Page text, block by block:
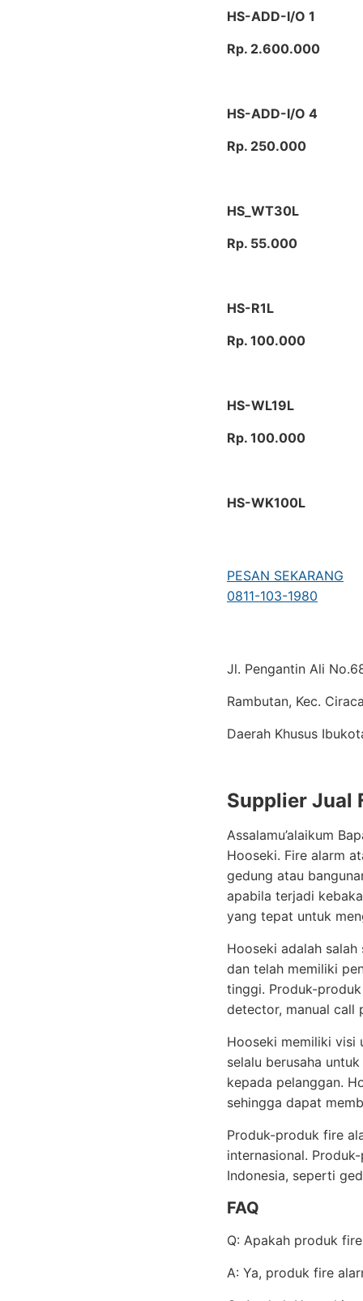
HS-ADD-I/O 1
Rp. 2.600.000
HS-ADD-I/O 4
Rp. 250.000
HS_WT30L
Rp. 55.000
HS-R1L
Rp. 100.000
HS-WL19L
Rp. 100.000
HS-WK100L
PESAN SEKARANG
0811-103-1980
Jl. Pengantin Ali
Rambutan, Kec.
Daerah Khusus
Supplier Jual
Assalamu’alaikum
Hooseki. Fire alarm
gedung atau
apabila terjadi
yang tepat untuk
Hooseki adalah
dan telah memiliki
tinggi. Produk-
detector, manual call
Hooseki memiliki visi
selalu berusaha
kepada pelanggan.
sehingga dapat
Produk-produk fire
internasional.
Indonesia, seperti
FAQ
Q: Apakah produk
A: Ya, produk fire